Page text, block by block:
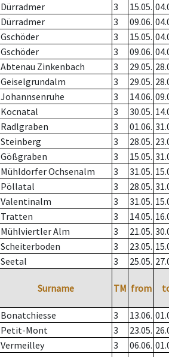
Dürradmer 3 15.05.
Dürradmer 3 09.06.
Gschöder 3 15.05.
Gschöder 3 09.06.
Abtenau Zinkenbach 3 29.05.
Geiselgrundalm 3 29.05.
Johannsenruhe 3 14.06.
Kocnatal 3 30.05.
Radlgraben 3 01.06.
Steinberg 3 28.05.
Gößgraben 3 15.05.
Mühldorfer Ochsenalm 3 31.05.
Pöllatal 3 28.05.
Valentinalm 3 31.05.
Tratten 3 14.05.
Mühlviertler Alm 3 21.05.
Scheiterboden 3 23.05.
Seetal 3 25.05.
Surname TM from
Bonatchiesse 3 13.06.
Petit-Mont 3 23.05.
Vermeilley 3 06.06.